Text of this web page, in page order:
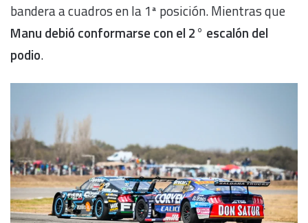
bandera a cuadros en la 1ª posición. Mientras que
Manu debió conformarse con el 2° escalón del
podio.